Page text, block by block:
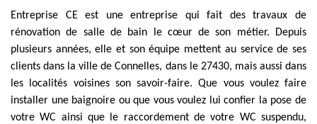
Entreprise CE est une entreprise qui fait des travaux de
rénovation de salle de bain le cœur de son métier. Depuis
plusieurs années, elle et son équipe mettent au service de ses
clients dans la ville de Connelles, dans le 27430, mais aussi dans
les localités voisines son savoir-faire. Que vous voulez faire
installer une baignoire ou que vous voulez lui confier la pose de
votre WC ainsi que le raccordement de votre WC suspendu,